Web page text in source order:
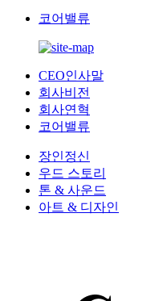
코어밸류
CEO인사말
회사비전
회사연혁
코어밸류
장인정신
우드 스토리
톤 & 사운드
아트 & 디자인